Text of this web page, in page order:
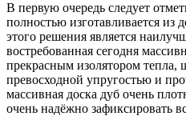
В первую очередь следует
полностью изготавливается из
этого решения является
востребованная сегодня
прекрасным изолятором тепла,
превосходной упругостью и
массивная доска дуб очень
очень надёжно зафиксировать